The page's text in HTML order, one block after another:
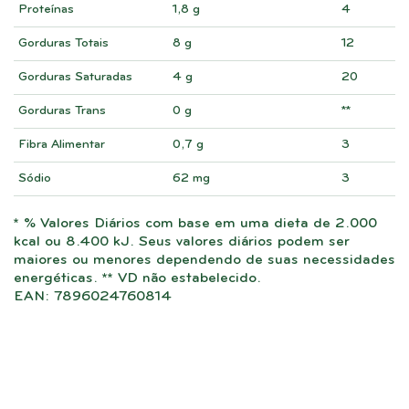
Proteínas 1,8 g 4
Gorduras Totais 8 g 12
Gorduras Saturadas 4 g 20
Gorduras Trans 0 g **
Fibra Alimentar 0,7 g 3
Sódio 62 mg 3
* % Valores Diários com base em uma dieta de 2.000
kcal ou 8.400 kJ. Seus valores diários podem ser
maiores ou menores dependendo de suas necessidades
energéticas. ** VD não estabelecido.
EAN: 7896024760814